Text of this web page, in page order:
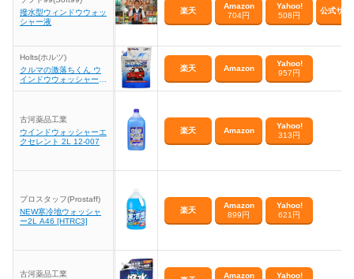
撥水型ウィンドウウォッ
シャー液
楽天
Amazon
704円
Yahoo!
508円
公式サイ
Holts(ホルツ)
クルマの激落ちくん ウ
インドウウォッシャー液
楽天 Amazon
Yahoo!
957円
古河薬品工業
ウインドウォッシャーエ
クセレント 2L 12-007
楽天 Amazon
Yahoo!
313円
プロスタッフ(Prostaff)
NEW寒冷地ウォッシャ
ー2L A46 [HTRC3]
楽天
Amazon
899円
Yahoo!
621円
古河薬品工業
Amazon
Yahoo!